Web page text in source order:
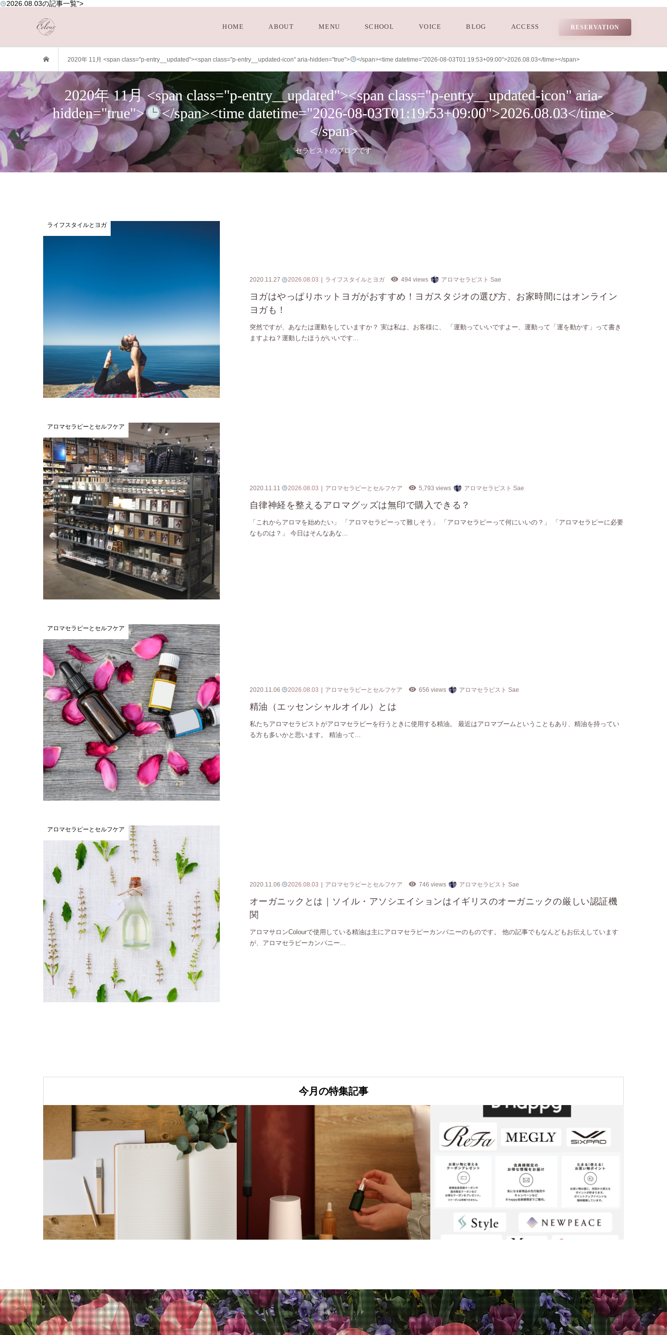
2026.08.03の記事一覧">
HOME ABOUT MENU SCHOOL VOICE BLOG ACCESS RESERVATION
2020年 11月 <span class="p-entry__updated"><span class="p-entry__updated-icon" aria-hidden="true"> </span><time datetime="2026-08-03T01:19:53+09:00">2026.08.03</time></span>
2020年 11月 <span class="p-entry__updated"><span class="p-entry__updated-icon" aria-
hidden="true">
</span><time datetime="2026-08-03T01:19:53+09:00">2026.08.03</time>
</span>
セラピストのブログです
ライフスタイルとヨガ
2020.11.27 2026.08.03 ライフスタイルとヨガ 494 views アロマセラピスト Sae
ヨガはやっぱりホットヨガがおすすめ！ヨガスタジオの選び方、お家時間にはオンライン
ヨガも！
突然ですが、あなたは運動をしていますか？ 実は私は、お客様に、 「運動っていいですよー、運動って「運を動かす」って書き
ますよね？運動したほうがいいです...
アロマセラピーとセルフケア
2020.11.11 2026.08.03 アロマセラピーとセルフケア 5,793 views アロマセラピスト Sae
自律神経を整えるアロマグッズは無印で購入できる？
「これからアロマを始めたい」 「アロマセラピーって難しそう」 「アロマセラピーって何にいいの？」 「アロマセラピーに必要
なものは？」 今日はそんなあな...
アロマセラピーとセルフケア
2020.11.06 2026.08.03 アロマセラピーとセルフケア 656 views アロマセラピスト Sae
精油（エッセンシャルオイル）とは
私たちアロマセラピストがアロマセラピーを行うときに使用する精油。 最近はアロマブームということもあり、精油を持ってい
る方も多いかと思います。 精油って...
アロマセラピーとセルフケア
2020.11.06 2026.08.03 アロマセラピーとセルフケア 746 views アロマセラピスト Sae
オーガニックとは｜ソイル・アソシエイションはイギリスのオーガニックの厳しい認証機
関
アロマサロンColourで使用している精油は主にアロマセラピーカンパニーのものです。 他の記事でもなんどもお伝えしています
が、アロマセラピーカンパニー...
今月の特集記事